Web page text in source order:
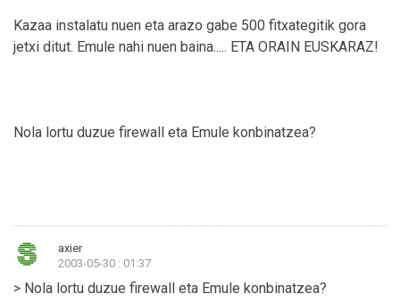
Kazaa instalatu nuen eta arazo gabe 500 fitxategitik gora
jetxi ditut. Emule nahi nuen baina..... ETA ORAIN EUSKARAZ!
Nola lortu duzue firewall eta Emule konbinatzea?
axier
2003-05-30 : 01:37
> Nola lortu duzue firewall eta Emule konbinatzea?